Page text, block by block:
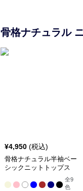
骨格ナチュラル
¥4,950 (税込)
骨格ナチュラル半袖ベー
シックニットトップス
全9
色